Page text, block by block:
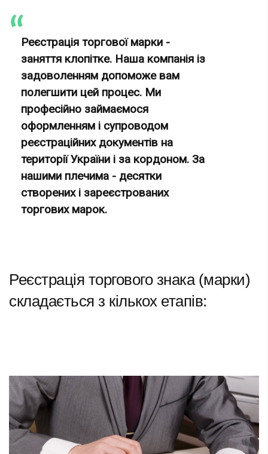
Реєстрація торгової марки -
заняття клопітке. Наша компанія із
задоволенням допоможе вам
полегшити цей процес. Ми
професійно займаємося
оформленням і супроводом
реєстраційних документів на
території України і за кордоном. За
нашими плечима - десятки
створених і зареєстрованих
торгових марок.
Реєстрація торгового знака (марки)
складається з кількох етапів: